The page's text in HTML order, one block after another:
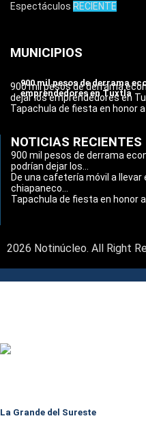
Espectáculos RECIENTE
MUNICIPIOS
900 mil pesos de derrama
emprendedores en Tuxtla
900 mil pesos de derrama
dejar los emprendedores en
Tapachula de fiesta en honor
NOTICIAS RECIENTES
900 mil pesos de derrama
podrían dejar los...
De una cafetería móvil a llevar
chiapaneco...
Tapachula de fiesta en honor
2026 Notinúcleo. All Right
La Grande del Sureste